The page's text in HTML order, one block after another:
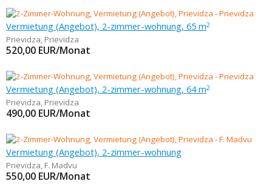
Vermietung (Angebot), 2-zimmer-wohnung, 65 m2
Prievidza, Prievidza
520,00 EUR/Monat
Vermietung (Angebot), 2-zimmer-wohnung, 64 m2
Prievidza, Prievidza
490,00 EUR/Monat
Vermietung (Angebot), 2-zimmer-wohnung
Prievidza, F. Madvu
550,00 EUR/Monat